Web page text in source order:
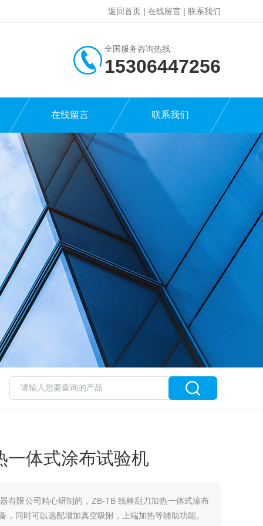
返回首页 | 在线留言 | 联系我们
全国服务咨询热线:
15306447256
在线留言 联系我们
一体式涂布试验机
有限公司精心研制的，ZB-TB 线棒刮刀加热一体式涂布
，同时可以选配增加真空吸附，上端加热等辅助功能。